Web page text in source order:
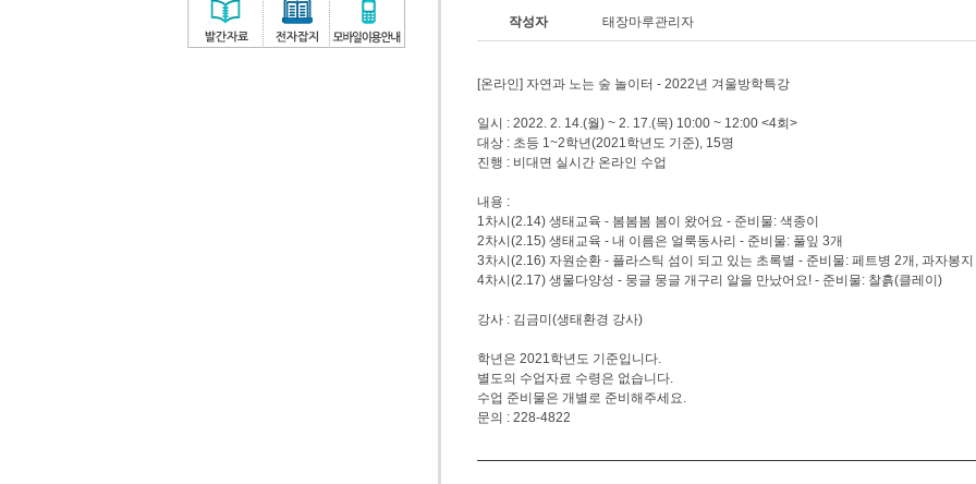
작성자 태장마루관리자
[온라인] 자연과 노는 숲 놀이터 - 2022년 겨울방학특강
일시 : 2022. 2. 14.(월) ~ 2. 17.(목) 10:00 ~ 12:00 <4회>
대상 : 초등 1~2학년(2021학년도 기준), 15명
진행 : 비대면 실시간 온라인 수업
내용 :
1차시(2.14) 생태교육 - 봄봄봄 봄이 왔어요 - 준비물: 색종이
2차시(2.15) 생태교육 - 내 이름은 얼룩동사리 - 준비물: 풀잎 3개
3차시(2.16) 자원순환 - 플라스틱 섬이 되고 있는 초록별 - 준비물: 페트병 2개, 과자봉지
4차시(2.17) 생물다양성 - 뭉글 뭉글 개구리 알을 만났어요! - 준비물: 찰흙(클레이)
강사 : 김금미(생태환경 강사)
학년은 2021학년도 기준입니다.
별도의 수업자료 수령은 없습니다.
수업 준비물은 개별로 준비해주세요.
문의 : 228-4822